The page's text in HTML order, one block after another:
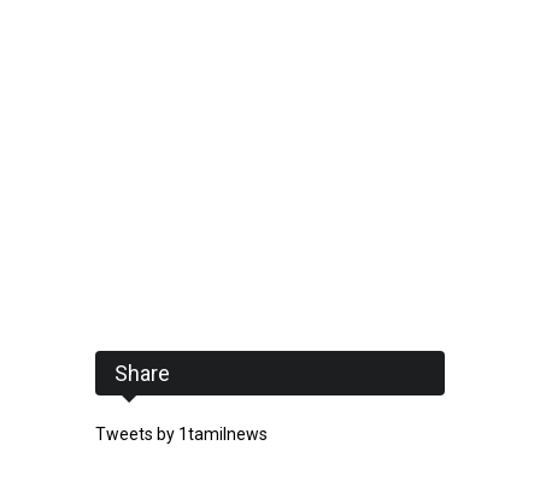
Share
Tweets by 1tamilnews